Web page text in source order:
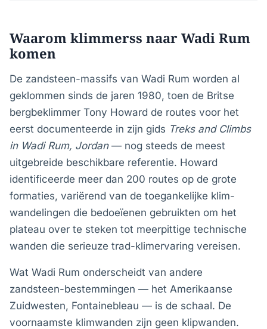
Waarom klimmerss naar Wadi Rum
komen
De zandsteen-massifs van Wadi Rum worden al
geklommen sinds de jaren 1980, toen de Britse
bergbeklimmer Tony Howard de routes voor het
eerst documenteerde in zijn gids Treks and Climbs
in Wadi Rum, Jordan— nog steeds de meest
uitgebreide beschikbare referentie. Howard
identificeerde meer dan 200 routes op de grote
formaties, variërend van de toegankelijke klim-
wandelingen die bedoeïenen gebruikten om het
plateau over te steken tot meerpittige technische
wanden die serieuze trad-klimervaring vereisen.
Wat Wadi Rum onderscheidt van andere
zandsteen-bestemmingen — het Amerikaanse
Zuidwesten, Fontainebleau — is de schaal. De
voornaamste klimwanden zijn geen klipwanden.